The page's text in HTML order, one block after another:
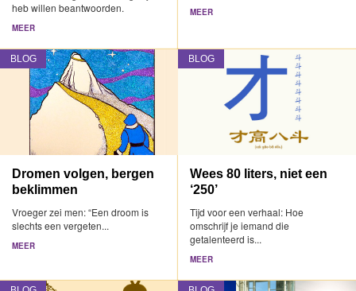
heb willen beantwoorden.
MEER
MEER
BLOG
Dromen volgen, bergen
beklimmen
Vroeger zei men: “Een droom is
slechts een vergeten...
MEER
BLOG
Wees 80 liters, niet een
‘250’
Tijd voor een verhaal: Hoe
omschrijf je iemand die
getalenteerd is...
MEER